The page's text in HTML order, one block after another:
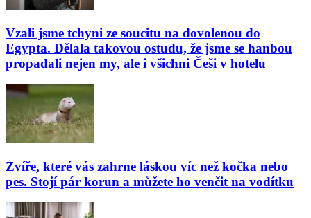
Vzali jsme tchyni ze soucitu na dovolenou do
Egypta. Dělala takovou ostudu, že jsme se hanbou
propadali nejen my, ale i všichni Češi v hotelu
Zvíře, které vás zahrne láskou víc než kočka nebo
pes. Stojí pár korun a můžete ho venčit na vodítku